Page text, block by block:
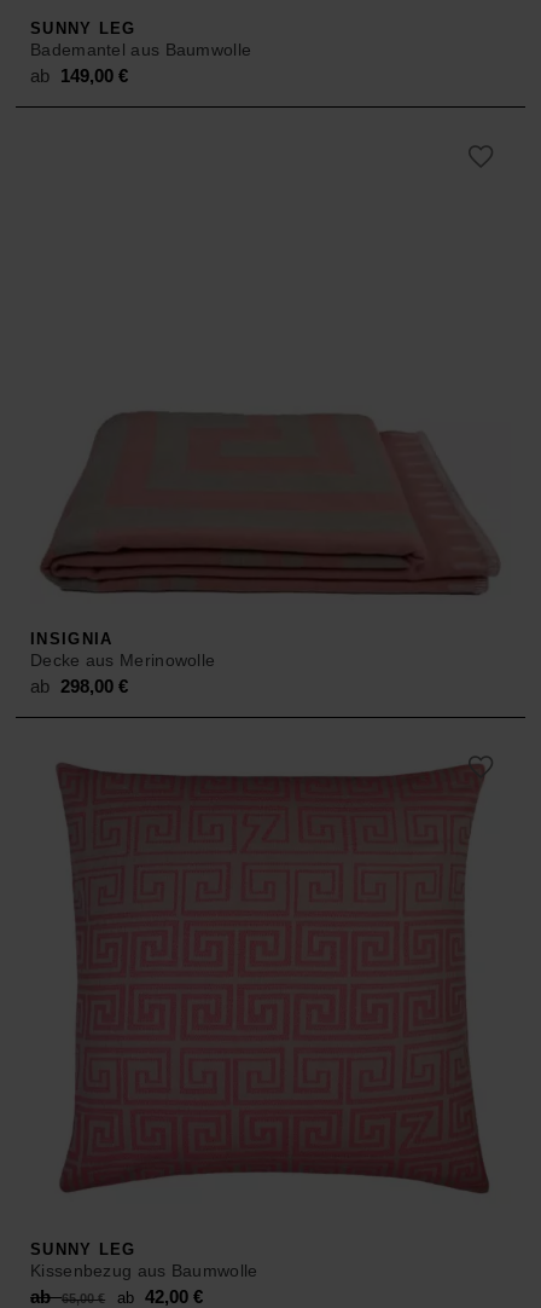
SUNNY LEG
Bademantel aus Baumwolle
ab 149,00€
INSIGNIA
Decke aus Merinowolle
ab298,00€
SUNNY LEG
Kissenbezug aus Baumwolle
ab65,00€
Original
ab 42,00 €Current